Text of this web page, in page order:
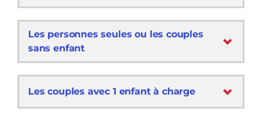
Les personnes seules ou les couples
sans enfant
Les couples avec 1 enfant à charge